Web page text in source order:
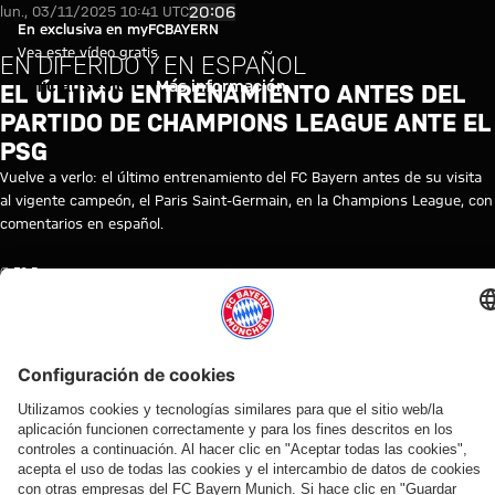
Vídeo: último entrenamiento
Reproducir vídeo
En exclusiva en myFCBAYERN
Vea este vídeo gratis
Iniciar sesión Más información
lun., 03/11/2025 10:41 UTC20:06
EN DIFERIDO Y EN ESPAÑOL
EL ÚLTIMO ENTRENAMIENTO ANTES DEL
PARTIDO DE CHAMPIONS LEAGUE ANTE EL
PSG
Vuelve a verlo: el último entrenamiento del FC Bayern antes de su visita
al vigente campeón, el Paris Saint-Germain, en la Champions League, con
comentarios en español.
© FC Bayern
TEMAS DE ESTE VÍDEO
DE
BAYERNRE-
SAINT-
VÍDEOS RELACIONADOS
Vídeo
EN DIFERIDO
Así fue el
Vídeo
Entrevista
AUDI
SUMMER
Vídeo
EN DIFERIDO
El último
Vídeo
EN DIFERIDO
El
Vídeo
EN DIFERIDO
El
Vídeo
EN DIFERIDO
El
Vídeo
LOS
MEJORES
Vídeo
VÍDEO
Lo mejor de los